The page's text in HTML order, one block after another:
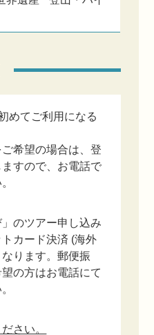
めてご利用になる
希望の場合は、登
すので、お電話で
のツアー申し込み
カード決済 (海外
ります。郵便振
の方はお電話にて
さい。